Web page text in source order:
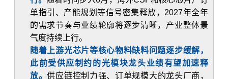
单指引、产能规划等信号密集释放，2027年全年
的需求节奏与业绩轮廓将逐步清晰，产业整体景
气度持续上行。
随着上游光芯片等核心物料缺料问题逐步缓解，
此前受供应制约的光模块龙头业绩有望加速释
放。供应链控制力强、订单规模大的龙头厂商，